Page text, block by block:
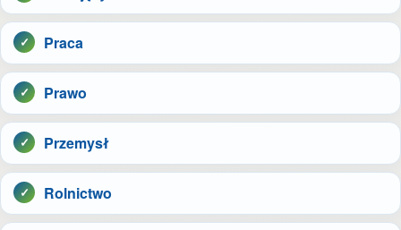
Praca
Prawo
Przemysł
Rolnictwo